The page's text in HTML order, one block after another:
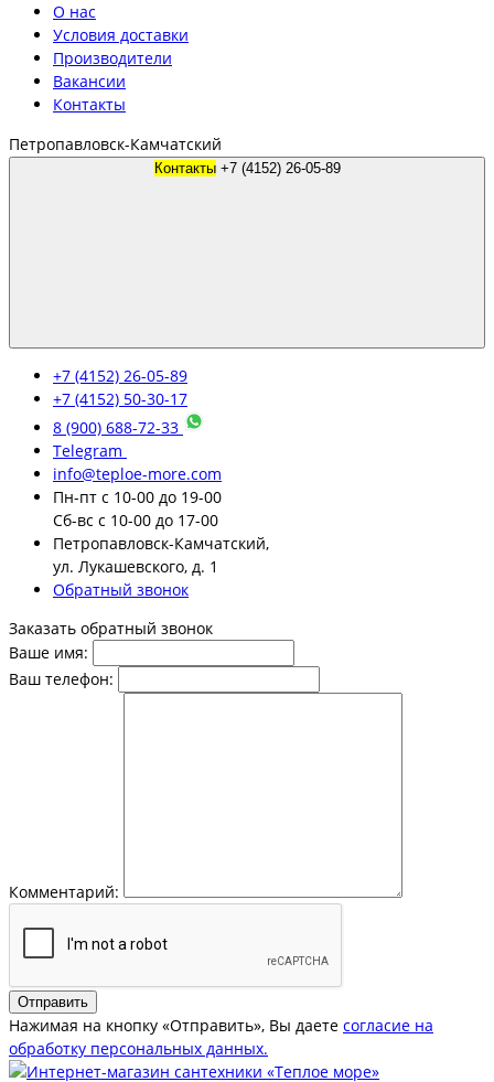
О нас
Условия доставки
Производители
Вакансии
Контакты
Петропавловск-Камчатский
Контакты +7 (4152) 26-05-89
+7 (4152) 26-05-89
+7 (4152) 50-30-17
8 (900) 688-72-33
Telegram
info@teploe-more.com
Пн-пт с 10-00 до 19-00
Сб-вс с 10-00 до 17-00
Петропавловск-Камчатский,
ул. Лукашевского, д. 1
Обратный звонок
Заказать обратный звонок
Ваше имя:
Ваш телефон:
Комментарий:
Отправить
Нажимая на кнопку «Отправить», Вы даете согласие на
обработку персональных данных.